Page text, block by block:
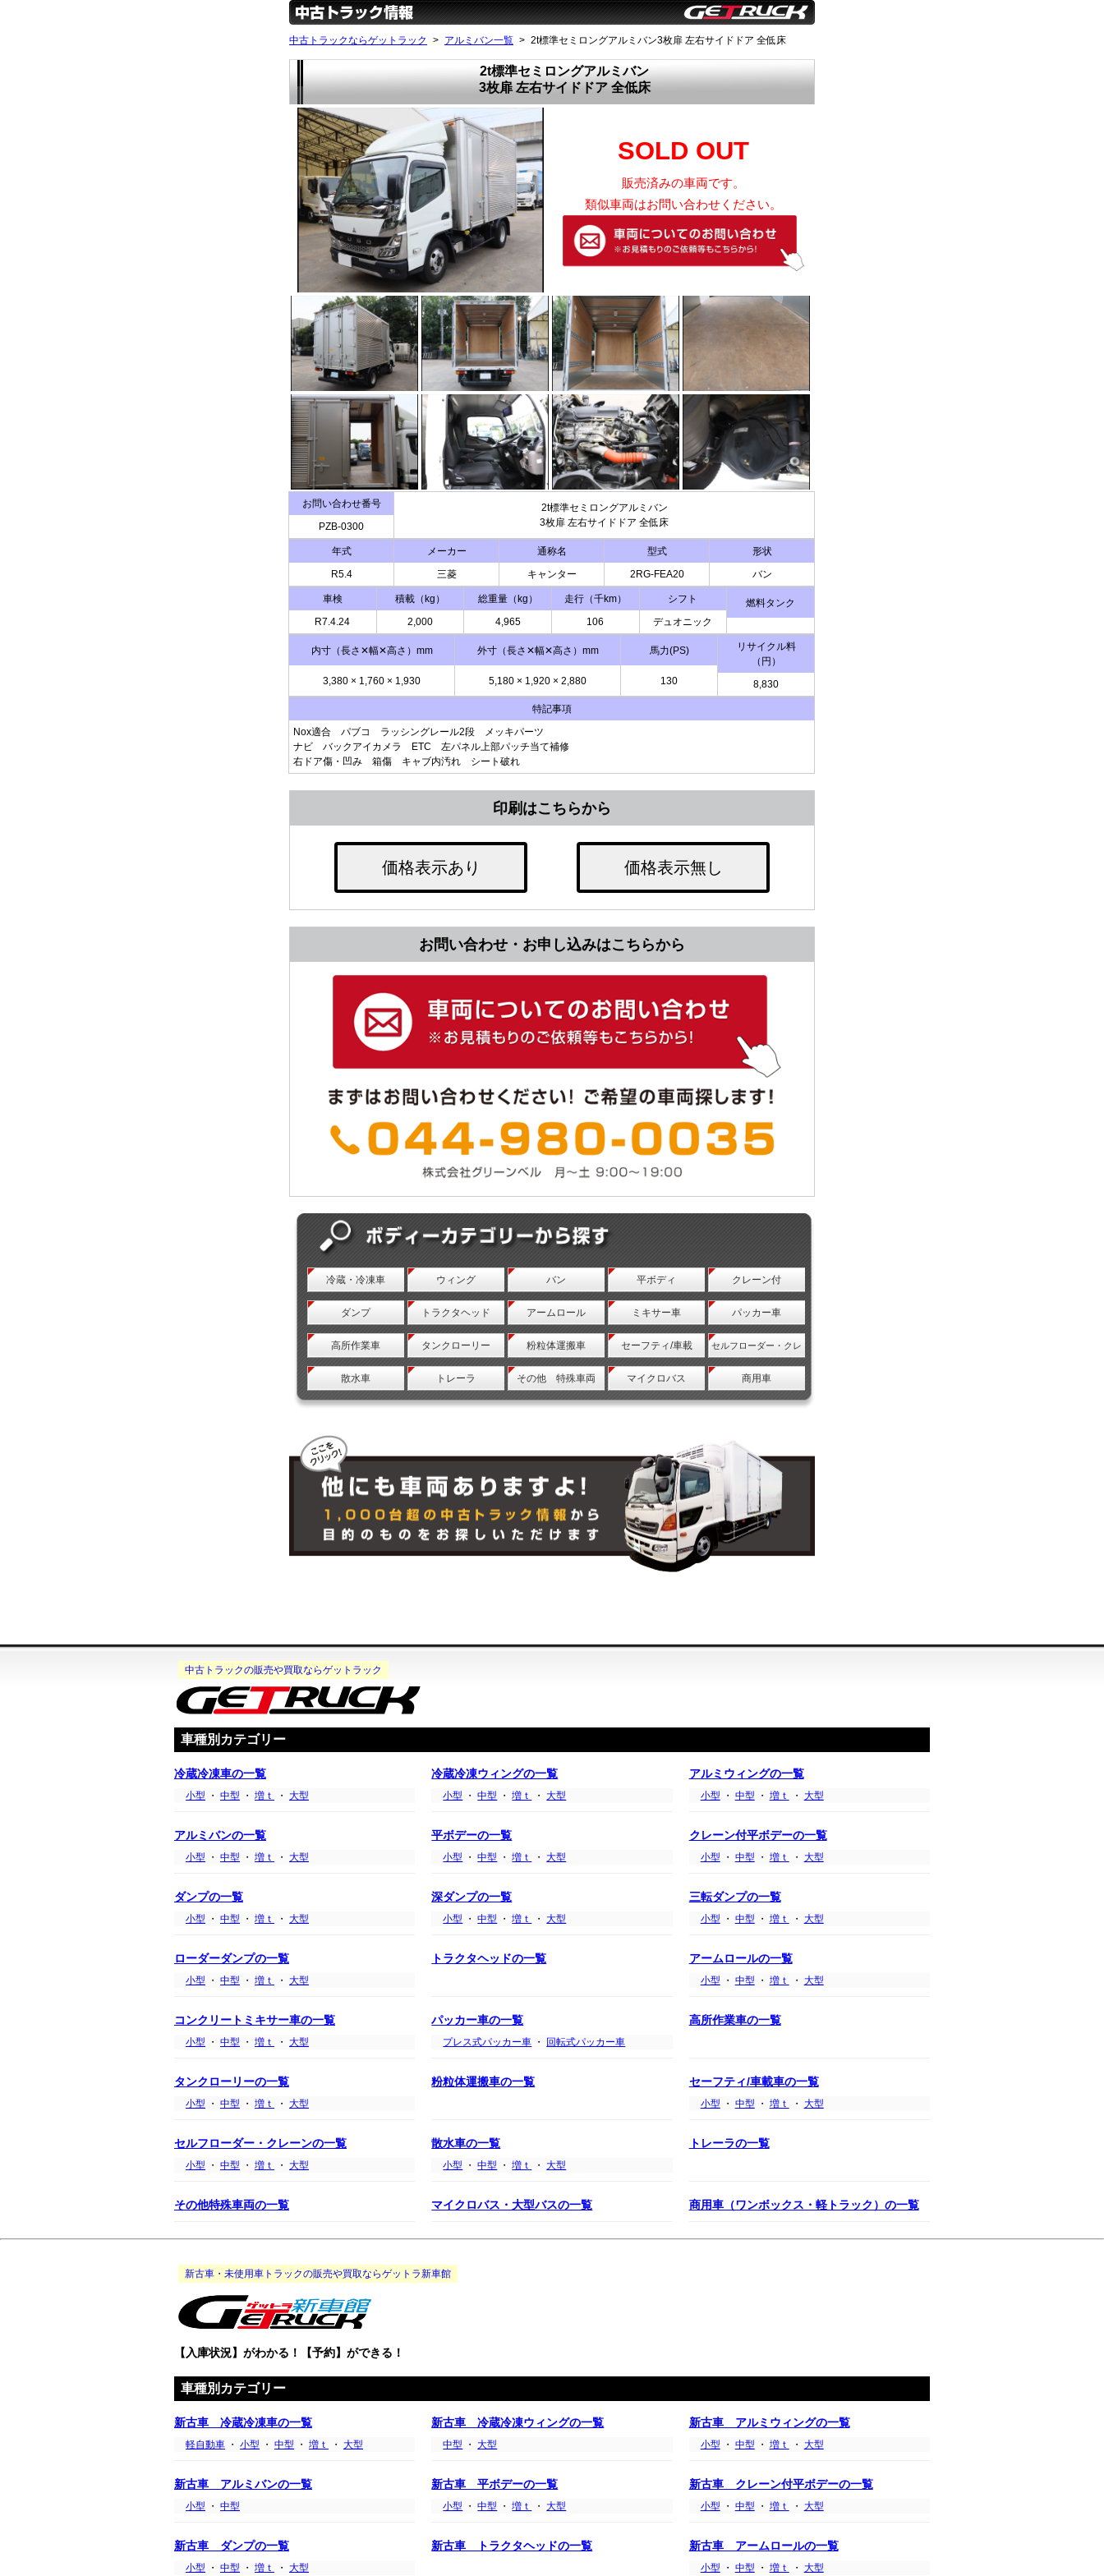
中古トラックならゲットラック アルミバン一覧 2t標準セミロングアルミバン3枚扉 左右サイドドア 全低床
2t標準セミロングアルミバン
3枚扉 左右サイドドア 全低床
SOLD OUT
販売済みの車両です。
類似車両はお問い合わせください。
お問い合わせ番号
PZB-0300
2t標準セミロングアルミバン
3枚扉 左右サイドドア 全低床
年式
R5.4
メーカー
三菱
通称名
キャンター
型式
2RG-FEA20
形状
バン
車検
R7.4.24
積載（kg）
2,000
総重量（kg）
4,965
走行（千km）
106
シフト
デュオニック
燃料タンク
内寸（長さ✕幅✕高さ）mm
3,380 × 1,760 × 1,930
外寸（長さ✕幅✕高さ）mm
5,180 × 1,920 × 2,880
馬力(PS)
130
リサイクル料
（円）
8,830
特記事項
Nox適合 パブコ ラッシングレール2段 メッキパーツ
ナビ バックアイカメラ ETC 左パネル上部パッチ当て補修
右ドア傷・凹み 箱傷 キャブ内汚れ シート破れ
印刷はこちらから
価格表示あり 価格表示無し
お問い合わせ・お申し込みはこちらから
冷蔵・冷凍車 ウィング バン 平ボディ クレーン付
ダンプ トラクタヘッド アームロール ミキサー車 パッカー車
高所作業車 タンクローリー 粉粒体運搬車 セーフティ/車載 セルフローダー・クレ
ーン
散水車 トレーラ その他 特殊車両 マイクロバス 商用車
中古トラックの販売や買取ならゲットラック
車種別カテゴリー
冷蔵冷凍車の一覧
小型 ・ 中型 ・ 増ｔ ・ 大型
冷蔵冷凍ウィングの一覧
小型 ・中型 ・増ｔ ・大型
アルミウィングの一覧
小型 ・ 中型 ・ 増ｔ ・ 大型
アルミバンの一覧
小型 ・ 中型 ・ 増ｔ ・ 大型
平ボデーの一覧
小型 ・中型 ・増ｔ ・大型
クレーン付平ボデーの一覧
小型 ・ 中型 ・ 増ｔ ・ 大型
ダンプの一覧
小型 ・ 中型 ・ 増ｔ ・ 大型
深ダンプの一覧
小型 ・中型 ・増ｔ ・大型
三転ダンプの一覧
小型 ・ 中型 ・ 増ｔ ・ 大型
ローダーダンプの一覧
小型 ・ 中型 ・ 増ｔ ・ 大型
トラクタヘッドの一覧 アームロールの一覧
小型 ・ 中型 ・ 増ｔ ・ 大型
コンクリートミキサー車の一覧
小型 ・ 中型 ・ 増ｔ ・ 大型
パッカー車の一覧
プレス式パッカー車 ・ 回転式パッカー車
高所作業車の一覧
タンクローリーの一覧
小型 ・ 中型 ・ 増ｔ ・ 大型
粉粒体運搬車の一覧 セーフティ/車載車の一覧
小型 ・ 中型 ・ 増ｔ ・ 大型
セルフローダー・クレーンの一覧
小型 ・ 中型 ・ 増ｔ ・ 大型
散水車の一覧
小型 ・中型 ・増ｔ ・大型
トレーラの一覧
その他特殊車両の一覧 マイクロバス・大型バスの一覧 商用車（ワンボックス・軽トラック）の一覧
新古車・未使用車トラックの販売や買取ならゲットラ新車館
【入庫状況】がわかる！【予約】ができる！
車種別カテゴリー
新古車 冷蔵冷凍車の一覧
軽自動車 ・ 小型 ・ 中型 ・ 増ｔ ・ 大型
新古車 冷蔵冷凍ウィングの一覧
中型 ・大型
新古車 アルミウィングの一覧
小型 ・ 中型 ・ 増ｔ ・ 大型
新古車 アルミバンの一覧
小型 ・ 中型
新古車 平ボデーの一覧
小型 ・中型 ・増ｔ ・大型
新古車 クレーン付平ボデーの一覧
小型 ・ 中型 ・ 増ｔ ・ 大型
新古車 ダンプの一覧
小型 ・ 中型 ・ 増ｔ ・ 大型
新古車 トラクタヘッドの一覧 新古車 アームロールの一覧
小型 ・ 中型 ・ 増ｔ ・ 大型